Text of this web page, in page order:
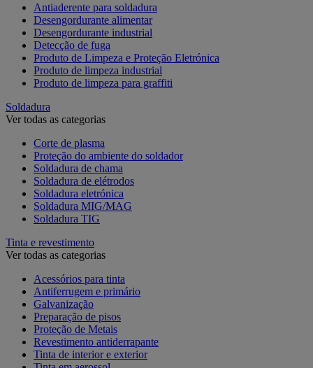
Antiaderente para soldadura
Desengordurante alimentar
Desengordurante industrial
Detecção de fuga
Produto de Limpeza e Proteção Eletrónica
Produto de limpeza industrial
Produto de limpeza para graffiti
Soldadura
Ver todas as categorias
Corte de plasma
Proteção do ambiente do soldador
Soldadura de chama
Soldadura de elétrodos
Soldadura eletrónica
Soldadura MIG/MAG
Soldadura TIG
Tinta e revestimento
Ver todas as categorias
Acessórios para tinta
Antiferrugem e primário
Galvanização
Preparação de pisos
Proteção de Metais
Revestimento antiderrapante
Tinta de interior e exterior